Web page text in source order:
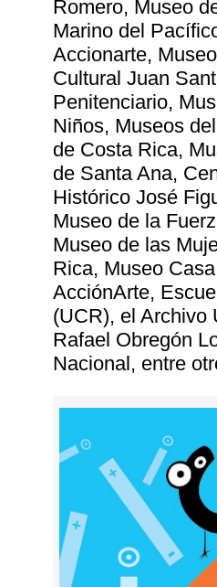
Romero, Museo
Marino del
Accionarte,
Cultural Juan
Penitenciario,
Niños, Museos
de Costa Rica,
de Santa Ana,
Histórico José
Museo de la
Museo de las
Rica, Museo
AcciónArte,
(UCR), el Archivo
Rafael Obregón
Nacional, entre